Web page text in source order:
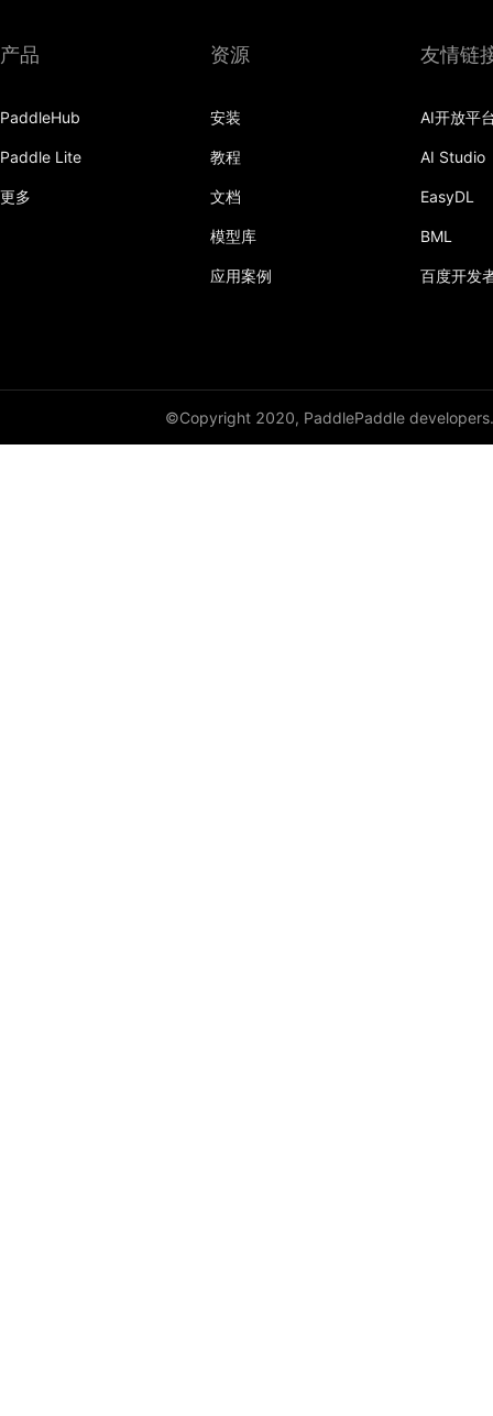
产品
PaddleHub
Paddle Lite
更多
资源
安装
教程
文档
模型库
应用案例
友情链
AI开放平
AI Studio
EasyDL
BML
百度开发
©Copyright 2020, PaddlePaddle developers.